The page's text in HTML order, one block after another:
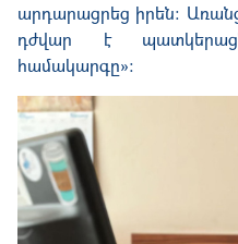
արդարացրեց իրեն:
դժվար է
համակարգը»։